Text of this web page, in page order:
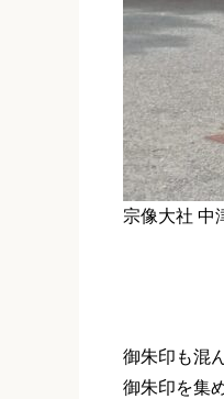
宗像大社 中
御朱印も混
御朱印を集